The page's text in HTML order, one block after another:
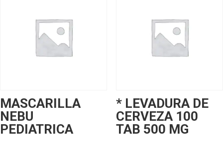
MASCARILLA
NEBU
PEDIATRICA
* LEVADURA DE
CERVEZA 100
TAB 500 MG